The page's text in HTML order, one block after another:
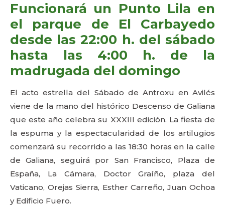
Funcionará un Punto Lila en
el parque de El Carbayedo
desde las 22:00 h. del sábado
hasta las 4:00 h. de la
madrugada del domingo
El acto estrella del Sábado de Antroxu en Avilés
viene de la mano del histórico Descenso de Galiana
que este año celebra su XXXIII edición. La fiesta de
la espuma y la espectacularidad de los artilugios
comenzará su recorrido a las 18:30 horas en la calle
de Galiana, seguirá por San Francisco, Plaza de
España, La Cámara, Doctor Graíño, plaza del
Vaticano, Orejas Sierra, Esther Carreño, Juan Ochoa
y Edificio Fuero.